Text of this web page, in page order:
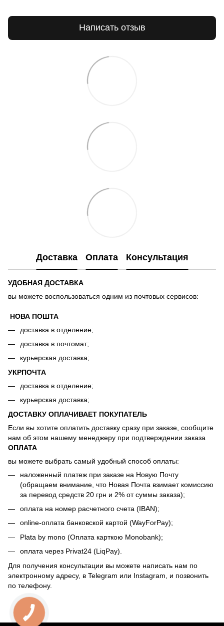
Написать отзыв
Доставка Оплата Консультация
УДОБНАЯ ДОСТАВКА
вы можете воспользоваться одним из почтовых сервисов:
НОВА ПОШТА
доставка в отделение;
доставка в почтомат;
курьерская доставка;
УКРПОЧТА
доставка в отделение;
курьерская доставка;
ДОСТАВКУ ОПЛАЧИВАЕТ ПОКУПАТЕЛЬ
Если вы хотите оплатить доставку сразу при заказе, сообщите
нам об этом нашему менеджеру при подтверждении заказа
ОПЛАТА
вы можете выбрать самый удобный способ оплаты:
наложенный платеж при заказе на Новую Почту
(обращаем внимание, что Новая Почта взимает комиссию
за перевод средств 20 грн и 2% от суммы заказа);
оплата на номер расчетного счета (IBAN);
online-оплата банковской картой (WayForPay);
Plata by mono (Оплата карткою Monobank);
оплата через Privat24 (LiqPay).
Для получения консультации вы можете написать нам по
электронному адресу, в Telegram или Instagram, и позвонить
по телефону.